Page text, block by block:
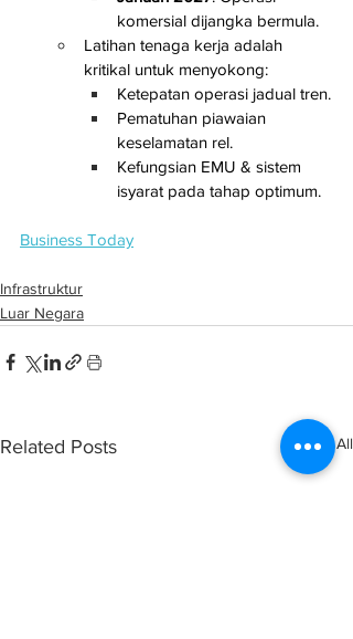
komersial dijangka bermula.
Latihan tenaga kerja adalah
kritikal untuk menyokong:
Ketepatan operasi jadual tren.
Pematuhan piawaian
keselamatan rel.
Kefungsian EMU & sistem
isyarat pada tahap optimum.
Business Today
Infrastruktur
Luar Negara
Related Posts See All